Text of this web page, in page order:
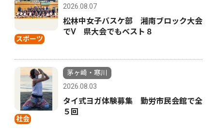
スポーツ
2026.08.07
松林中女子バスケ部 湘南ブロック大会
でⅤ 県大会でもベスト８
社会
茅ヶ崎・寒川
2026.08.03
タイ式ヨガ体験募集 勤労市民会館で全
５回